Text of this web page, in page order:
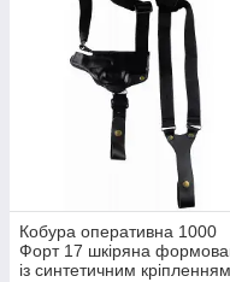
Кобура оперативна 1000
Форт 17 шкіряна
із синтетичним кріпленням